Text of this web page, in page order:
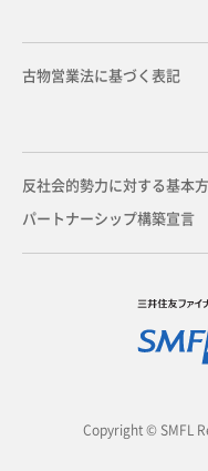
古物営業法に基づく表記
反社会的勢力に対する基本
パートナーシップ構築宣言
Copyright © SMFL